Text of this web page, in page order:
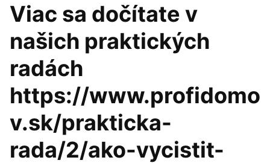
Viac sa dočítate v
našich praktických
radách
https://www.profidomo
v.sk/prakticka-
rada/2/ako-vycistit-